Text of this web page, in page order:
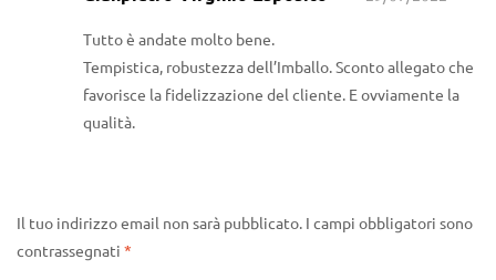
5
Tutto è andate molto bene.
Tempistica, robustezza dell’Imballo. Sconto allegato che
favorisce la fidelizzazione del cliente. E ovviamente la
qualità.
Il tuo indirizzo email non sarà pubblicato. I campi obbligatori sono
contrassegnati *